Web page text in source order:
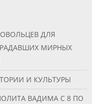
ДЛЯ
МИРНЫХ
И КУЛЬТУРЫ
ВАДИМА С 8 ПО